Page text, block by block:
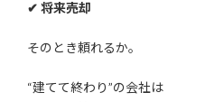
✔ 将来売却
そのとき頼れるか。
“建てて終わり”の会社は